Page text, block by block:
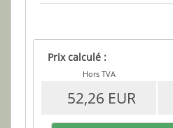
Prix calculé :
Hors TVA
52,26 EUR